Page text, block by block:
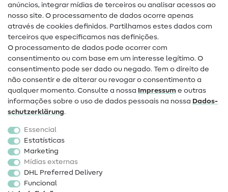
Ajuda e contacto
Contacto
Mudança de proprietário
Perguntas frequentes (FAQ)
Direito de cancelamento
Popular
Tecidos
Acessórios de costura
Promoção
anúncios, integrar mídias de terceiros ou analisar acessos ao
nosso site. O processamento de dados ocorre apenas
através de cookies definidos. Partilhamos estes dados com
terceiros que especificamos nas definições.
O processamento de dados pode ocorrer com
consentimento ou com base em um interesse legítimo. O
consentimento pode ser dado ou negado. Tem o direito de
não consentir e de alterar ou revogar o consentimento a
qualquer momento. Consulte a nossa Impressum e outras
informações sobre o uso de dados pessoais na nossa Dados­
schutz­erklärung.
Essencial
Estatísticas
Marketing
Mídias externas
DHL Preferred Delivery
Funcional